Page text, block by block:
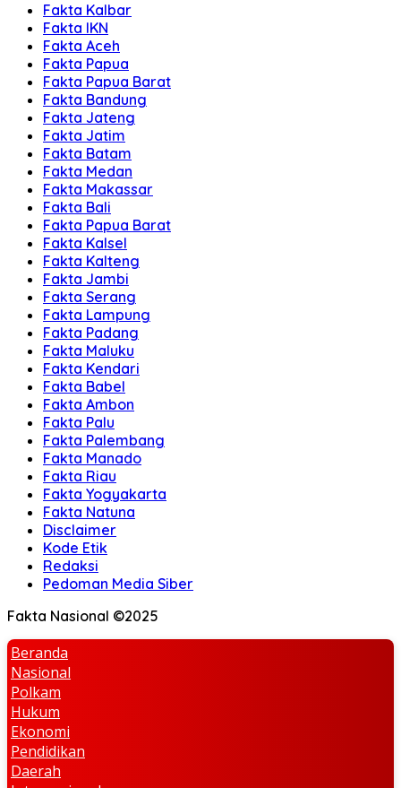
Fakta Kalbar
Fakta IKN
Fakta Aceh
Fakta Papua
Fakta Papua Barat
Fakta Bandung
Fakta Jateng
Fakta Jatim
Fakta Batam
Fakta Medan
Fakta Makassar
Fakta Bali
Fakta Papua Barat
Fakta Kalsel
Fakta Kalteng
Fakta Jambi
Fakta Serang
Fakta Lampung
Fakta Padang
Fakta Maluku
Fakta Kendari
Fakta Babel
Fakta Ambon
Fakta Palu
Fakta Palembang
Fakta Manado
Fakta Riau
Fakta Yogyakarta
Fakta Natuna
Disclaimer
Kode Etik
Redaksi
Pedoman Media Siber
Fakta Nasional ©2025
Beranda
Nasional
Polkam
Hukum
Ekonomi
Pendidikan
Daerah